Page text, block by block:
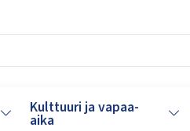
Vaihda alasvetovalikkoa
Kulttuuri ja vapaa-
aika